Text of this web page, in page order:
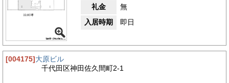
礼金
無
入居時期
即日
[004175]大原ビル
千代田区神田佐久間町2-1